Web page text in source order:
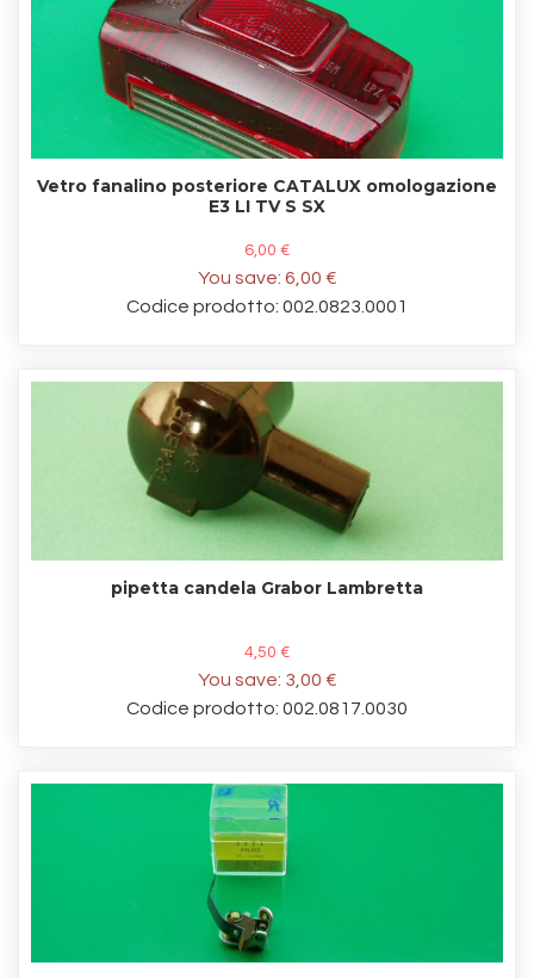
Vetro fanalino posteriore CATALUX omologazione
E3 LI TV S SX
6,00 €
You save: 6,00 €
Codice prodotto: 002.0823.0001
pipetta candela Grabor Lambretta
4,50 €
You save: 3,00 €
Codice prodotto: 002.0817.0030